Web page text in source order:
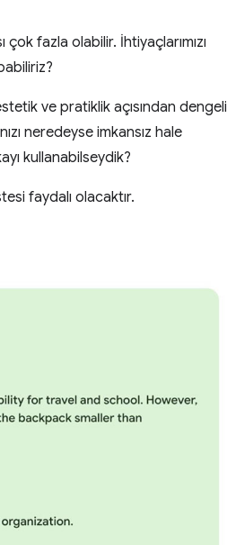
fazla olabilir. İhtiyaçlarımızı
ve pratiklik açısından dengeli
neredeyse imkansız hale
kullanabilseydik?
faydalı olacaktır.